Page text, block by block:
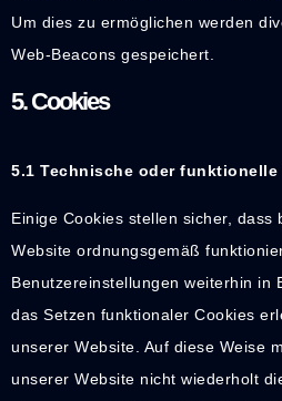
Um dies zu ermöglichen werden
Web-Beacons gespeichert.
5. Cookies
5.1 Technische oder funktionelle
Einige Cookies stellen sicher, dass
Website ordnungsgemäß
Benutzereinstellungen weiterhin in
das Setzen funktionaler Cookies
unserer Website. Auf diese Weise
unserer Website nicht wiederholt